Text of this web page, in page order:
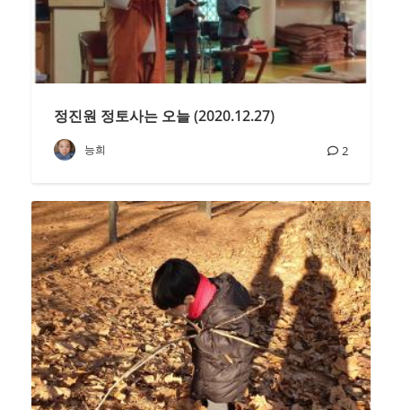
정진원 정토사는 오늘 (2020.12.27)
능희 2